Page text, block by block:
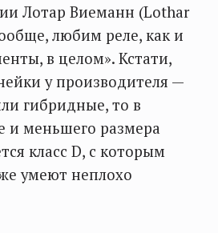
Лотар Виeманн (Lothar
любим реле, как и
в целом». Кстати,
у производителя —
гибридные, то в
и меньшего размера
класс D, с которым
умеют неплохо